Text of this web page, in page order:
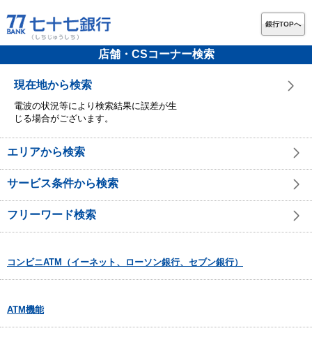
銀行TOPへ
店舗・CSコーナー検索
現在地から検索
電波の状況等により検索結果に誤差が生
じる場合がございます。
エリアから検索
サービス条件から検索
フリーワード検索
コンビニATM（イーネット、ローソン銀行、セブン銀行）
ATM機能